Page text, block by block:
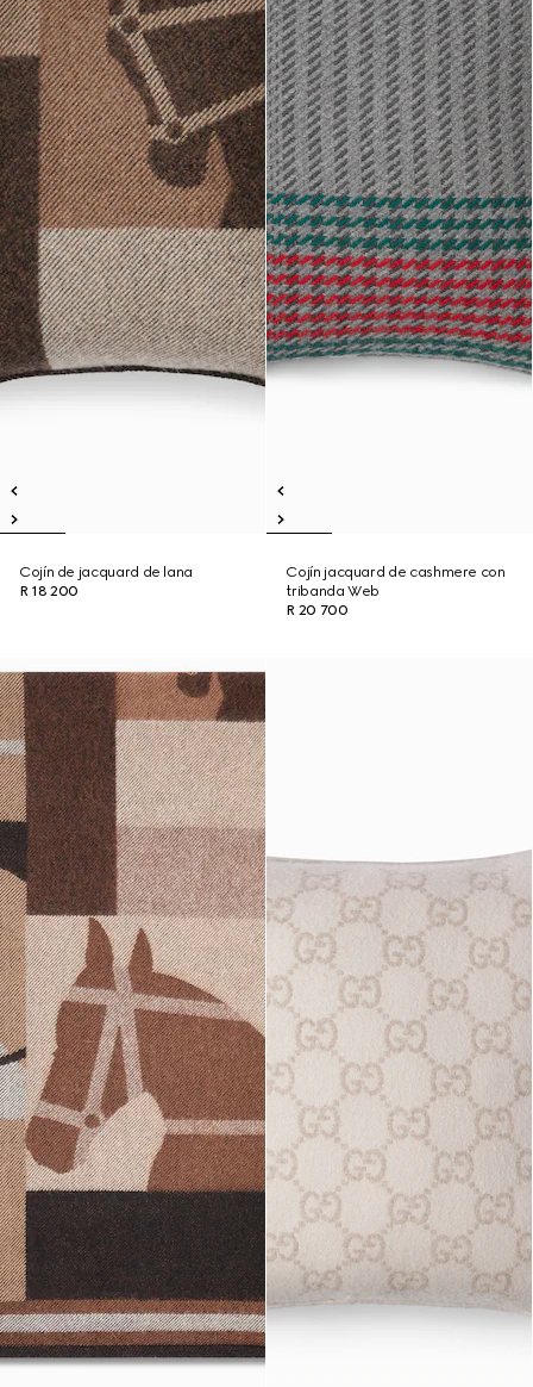
Cojín de jacquard de lana
R 18 200
Cojín jacquard de cashmere con
tribanda Web
R 20 700